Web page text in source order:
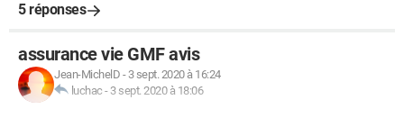
5 réponses
assurance vie GMF avis
Jean-MichelD - 3 sept. 2020 à 16:24
luchac - 3 sept. 2020 à 18:06